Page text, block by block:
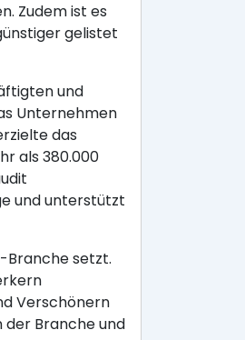
Zudem ist es
gelistet
und
Unternehmen
das
als 380.000
und unterstützt
Branche setzt.
Verschönern
der Branche und